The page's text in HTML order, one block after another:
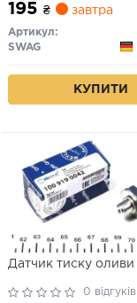
195 ₴ завтра
Артикул:
SWAG
КУПИТИ
Датчик тиску оливи
0 відгуків